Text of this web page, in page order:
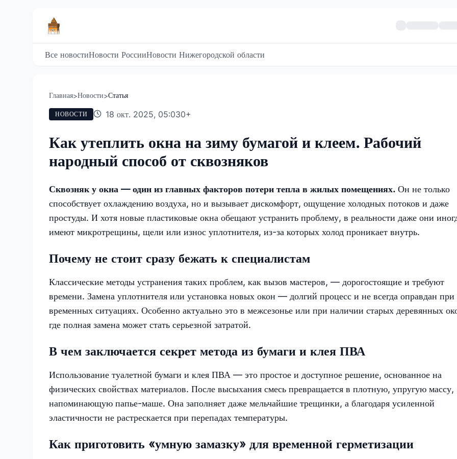
Все новостиНовости РоссииНовости Нижегородской области
Главная>Новости>Статья
НОВОСТИ 18 окт. 2025, 05:030+
Как утеплить окна на зиму бумагой и клеем. Рабочий
народный способ от сквозняков
Сквозняк у окна — один из главных факторов потери тепла в жилых помещениях. Он не только
способствует охлаждению воздуха, но и вызывает дискомфорт, ощущение холодных потоков и даже
простуды. И хотя новые пластиковые окна обещают устранить проблему, в реальности даже они
имеют микротрещины, щели или износ уплотнителя, из-за которых холод проникает внутрь.
Почему не стоит сразу бежать к специалистам
Классические методы устранения таких проблем, как вызов мастеров, — дорогостоящие и требуют
времени. Замена уплотнителя или установка новых окон — долгий процесс и не всегда оправдан при
временных ситуациях. Особенно актуально это в межсезонье или при наличии старых деревянных
где полная замена может стать серьезной затратой.
В чем заключается секрет метода из бумаги и клея ПВА
Использование туалетной бумаги и клея ПВА — это простое и доступное решение, основанное на
физических свойствах материалов. После высыхания смесь превращается в плотную, упругую массу,
напоминающую папье-маше. Она заполняет даже мельчайшие трещинки, а благодаря усиленной
эластичности не растрескается при перепадах температуры.
Как приготовить «умную замазку» для временной герметизации